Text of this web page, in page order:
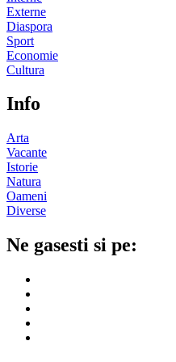
Externe
Diaspora
Sport
Economie
Cultura
Info
Arta
Vacante
Istorie
Natura
Oameni
Diverse
Ne gasesti si pe: